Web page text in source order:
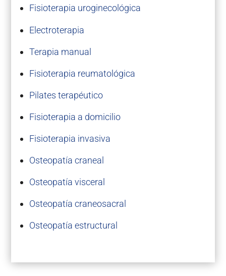
Fisioterapia uroginecológica
Electroterapia
Terapia manual
Fisioterapia reumatológica
Pilates terapéutico
Fisioterapia a domicilio
Fisioterapia invasiva
Osteopatía craneal
Osteopatía visceral
Osteopatía craneosacral
Osteopatía estructural